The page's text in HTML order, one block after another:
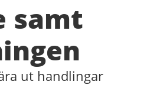
samt
ut handlingar